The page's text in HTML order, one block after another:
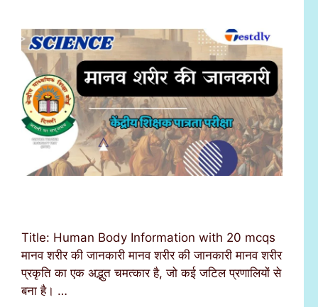
Title: Human Body Information with 20 mcqs
मानव शरीर की जानकारी मानव शरीर की जानकारी मानव शरीर
प्रकृति का एक अद्भुत चमत्कार है, जो कई जटिल प्रणालियों से
बना है। …